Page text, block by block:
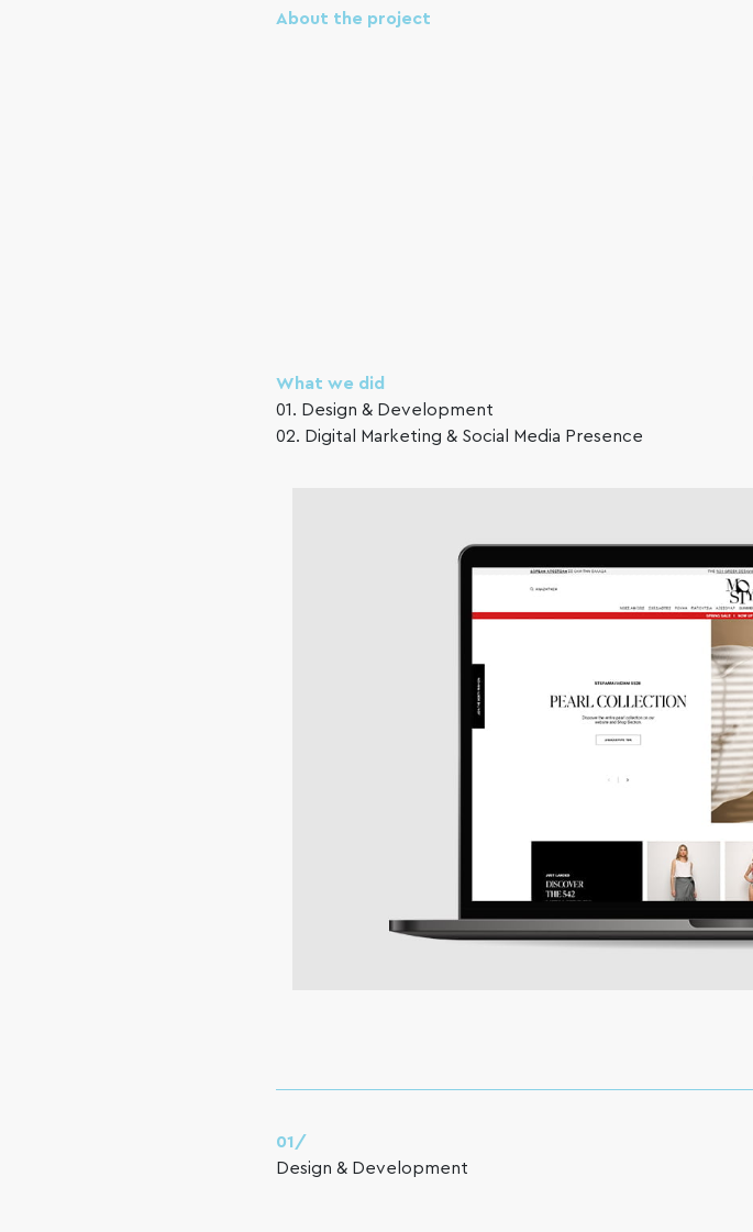
About the project
What we did
01. Design & Development
02. Digital Marketing & Social Media Presence
01/
Design & Development